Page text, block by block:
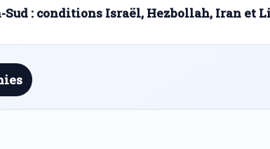
Sud : conditions Israël, Hezbollah, Iran et